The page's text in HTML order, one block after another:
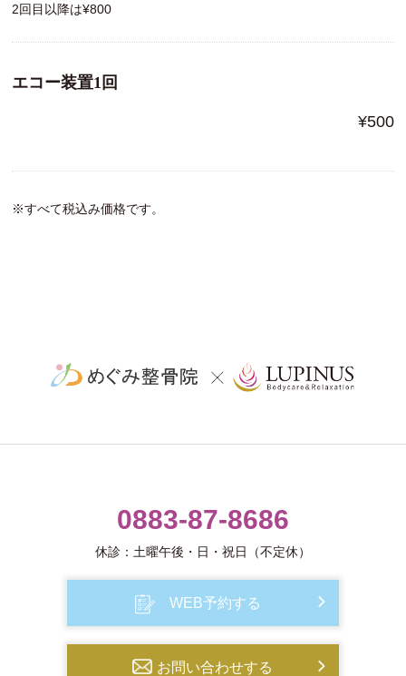
2回目以降は¥800
エコー装置1回
¥500
※すべて税込み価格です。
0883-87-8686
休診：土曜午後・日・祝日（不定休）
WEB予約する
お問い合わせする